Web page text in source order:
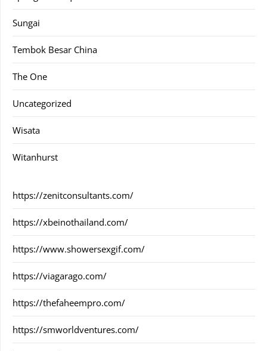
Sungai
Tembok Besar China
The One
Uncategorized
Wisata
Witanhurst
https://zenitconsultants.com/
https://xbeinothailand.com/
https://www.showersexgif.com/
https://viagarago.com/
https://thefaheempro.com/
https://smworldventures.com/